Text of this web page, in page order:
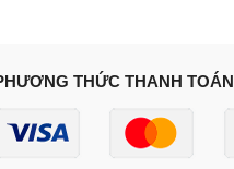
THỨC THANH TOÁN